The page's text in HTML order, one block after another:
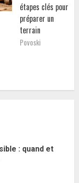
étapes clés pour
préparer un
terrain
Povoski
: quand et